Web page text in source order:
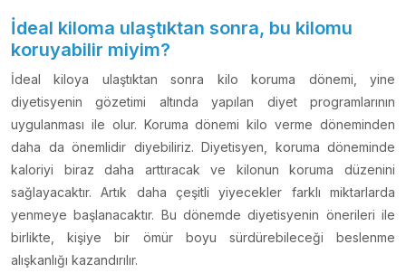
İdeal kiloma ulaştıktan sonra, bu kilomu
koruyabilir miyim?
İdeal kiloya ulaştıktan sonra kilo koruma dönemi, yine
diyetisyenin gözetimi altında yapılan diyet programlarının
uygulanması ile olur. Koruma dönemi kilo verme döneminden
daha da önemlidir diyebiliriz. Diyetisyen, koruma döneminde
kaloriyi biraz daha arttıracak ve kilonun koruma düzenini
sağlayacaktır. Artık daha çeşitli yiyecekler farklı miktarlarda
yenmeye başlanacaktır. Bu dönemde diyetisyenin önerileri ile
birlikte, kişiye bir ömür boyu sürdürebileceği beslenme
alışkanlığı kazandırılır.